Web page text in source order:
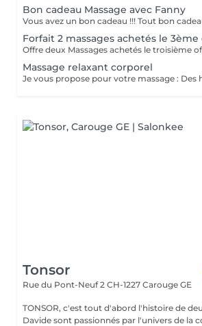
Bon cadeau Massage avec Fanny
Forfait 2 massages achetés le
Massage relaxant corporel
Tonsor
Rue du Pont-Neuf 2 CH-1227 Carouge GE
TONSOR, c'est tout d'abord l'histoire de
Davide sont passionnés par l'univers de la